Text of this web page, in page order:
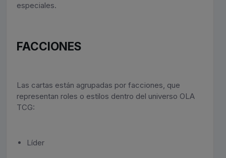
especiales.
FACCIONES
Las cartas están agrupadas por facciones, que
representan roles o estilos dentro del universo OLA
TCG:
Líder